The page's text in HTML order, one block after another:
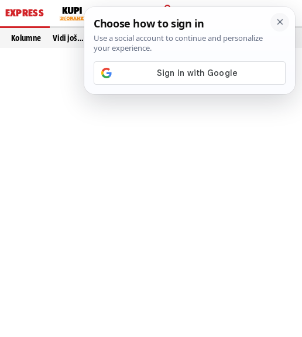
EXPRESS
PRIJAVA
Kolumne Vidi još…